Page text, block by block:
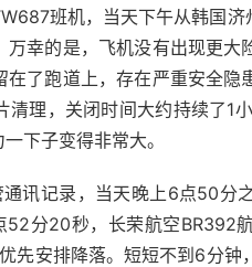
班机，当天下午从韩国
幸的是，飞机没有出现更大
了跑道上，存在严重安全隐
清理，关闭时间大约持续了1
下子变得非常大。
讯记录，当天晚上6点50分
分20秒，长荣航空BR392
先安排降落。短短不到6分钟